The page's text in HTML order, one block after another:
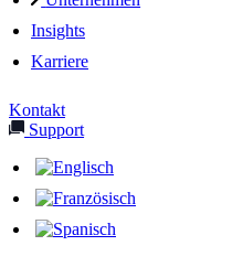
Insights
Karriere
Kontakt
Support